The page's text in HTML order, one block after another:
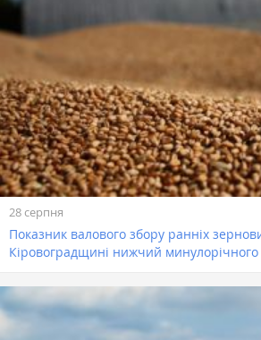
28 серпня
Показник валового збору ранніх
Кіровоградщині нижчий